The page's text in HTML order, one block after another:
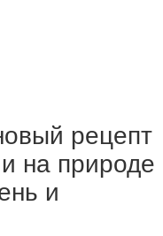
рецепт
на природе
и